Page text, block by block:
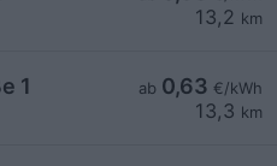
13,2 km
ab 0,63 €/kWh
13,3 km
1